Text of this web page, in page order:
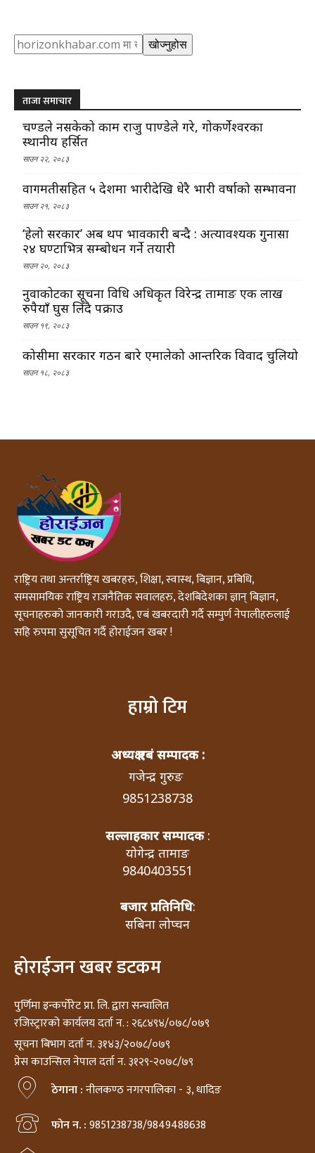
Search खोज्नुहोस
ताजा समाचार
प्रचण्डले नसकेको काम राजु पाण्डेले गरे, गोकर्णेश्वरका
स्थानीय हर्सित
साउन २२, २०८३
वागमतीसहित ५ प्रदेशमा भारीदेखि धेरै भारी वर्षाको सम्भावना
साउन २१, २०८३
‘हेलो सरकार’ अब थप प्रभावकारी बन्दै : अत्यावश्यक गुनासा
२४ घण्टाभित्र सम्बोधन गर्ने तयारी
साउन २०, २०८३
नुवाकोटका सूचना प्रविधि अधिकृत विरेन्द्र तामाङ एक लाख
रुपैयाँ घुस लिँदै पक्राउ
साउन १९, २०८३
कोसीमा सरकार गठन बारे एमालेको आन्तरिक विवाद चुलियो
साउन १८, २०८३
राष्ट्रिय तथा अन्तर्राष्ट्रिय खबरहरु, शिक्षा, स्वास्थ, बिज्ञान, प्रबिधि,
समसामयिक राष्ट्रिय राजनैतिक सवालहरु, देशबिदेशका ज्ञान् बिज्ञान,
सूचनाहरुको जानकारी गराउदै, एबं खबरदारी गर्दै सम्पुर्ण नेपालीहरुलाई
सहि रुपमा सुसूचित गर्दै होराईजन खबर !
हाम्रो टिम
अध्यक्ष एबं सम्पादक :
गजेन्द्र गुरुङ
9851238738
सल्लाहकार सम्पादक:
योगेन्द्र तामाङ
9840403551
बजार प्रतिनिधि:
सबिना लोप्चन
होराईजन खबर डटकम
पुर्णिमा इन्कर्पोरेट प्रा. लि. द्वारा सन्चालित
रजिस्ट्रारको कार्यलय दर्ता न. : २६८४९४/०७८/०७९
सूचना बिभाग दर्ता न. ३१४३/२०७८/०७९
प्रेस काउन्सिल नेपाल दर्ता न. ३१२९-२०७८/७९
ठेगाना :नीलकण्ठ नगरपालिका - ३, धादिङ
फोन न. :9851238738/9849488638